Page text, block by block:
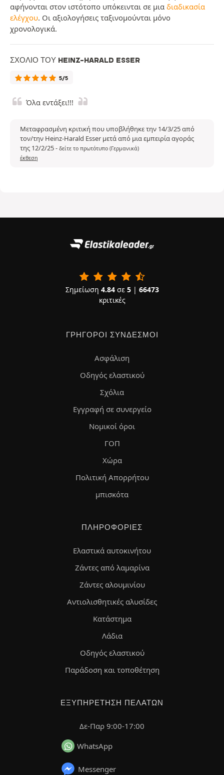
αφήνονται στον ιστότοπο υπόκεινται σε μια διαδικασία
ελέγχου. Οι αξιολογήσεις ταξινομούνται μόνο
χρονολογικά.
ΣΧΌΛΙΟ ΤΟΥ HEINZ-HARALD ESSER
5/5
Όλα εντάξει!!!
Μεταφρασμένη κριτική που υποβλήθηκε την 14/3/25 από
τον/την Heinz-Harald Esser μετά από μια εμπειρία αγοράς
της 12/2/25- δείτε το πρωτότυπο (Γερμανικά)
έκθεση
Σημείωση 4.84σε 5| 66473
κριτικές
ΓΡΉΓΟΡΟΙ ΣΎΝΔΕΣΜΟΙ
Ασφάλιση
Οδηγός ελαστικού
Σχόλια
Εγγραφή σε συνεργείο
Νομικοί όροι
ΓΟΠ
Χώρα
Πολιτική Απορρήτου
μπισκότα
ΠΛΗΡΟΦΟΡΊΕΣ
Ελαστικά αυτοκινήτου
Ζάντες από λαμαρίνα
Ζάντες αλουμινίου
Αντιολισθητικές αλυσίδες
Κατάστημα
Λάδια
Οδηγός ελαστικού
Παράδοση και τοποθέτηση
ΕΞΥΠΗΡΈΤΗΣΗ ΠΕΛΑΤΏΝ
Δε-Παρ 9:00-17:00
WhatsApp
Messenger